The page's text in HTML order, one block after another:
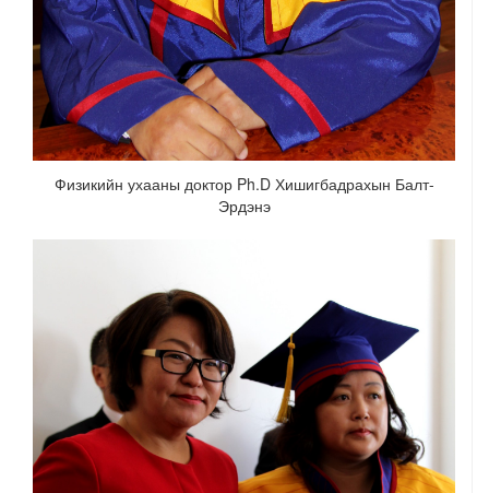
Физикийн ухааны доктор Ph.D Хишигбадрахын Балт-
Эрдэнэ